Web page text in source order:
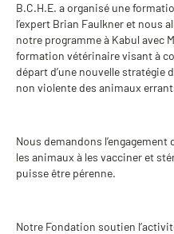
B.C.H.E. a organisé une
l’expert Brian Faulkner et nous
notre programme à Kabul avec
formation vétérinaire visant à
départ d’une nouvelle stratégie
non violente des animaux
Nous demandons
les animaux à les vacciner et
puisse être pérenne.
Notre Fondation soutien